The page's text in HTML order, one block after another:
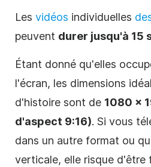
Les vidéos individuelles
peuvent durer jusqu'à 15
Étant donné qu'elles
l'écran, les dimensions
d'histoire sont de 1080 x
d'aspect 9:16). Si vous
dans un autre format ou
verticale, elle risque d'être